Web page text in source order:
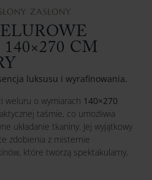
ZASŁONY
CM
luksusu i wyrafinowania.
weluru o wymiarach 140×270
taśmie, co umożliwia
układanie tkaniny. Jej wyjątkowy
zdobienia z misternie
które tworzą spektakularny,